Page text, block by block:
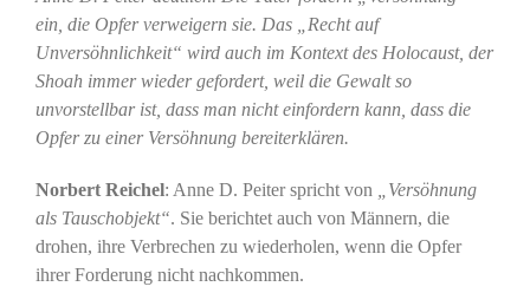
ein, die Opfer verweigern sie. Das „Recht auf
Unversöhnlichkeit“ wird auch im Kontext des Holocaust, der
Shoah immer wieder gefordert, weil die Gewalt so
unvorstellbar ist, dass man nicht einfordern kann, dass die
Opfer zu einer Versöhnung bereiterklären.
Norbert Reichel: Anne D. Peiter spricht von
„Versöhnung
als Tauschobjekt“. Sie berichtet auch von Männern, die
drohen, ihre Verbrechen zu wiederholen, wenn die Opfer
ihrer Forderung nicht nachkommen.